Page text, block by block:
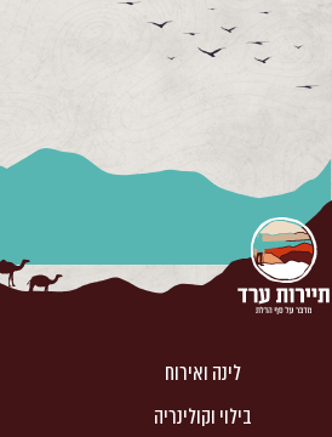
לינה ואירוח
בילוי וקולינריה